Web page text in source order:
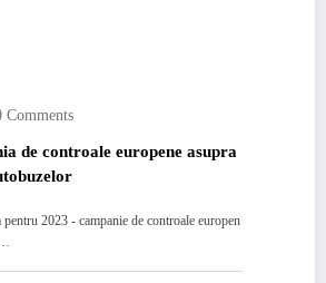
Comments
de controale europene asupra
2023 - campanie de controale europen